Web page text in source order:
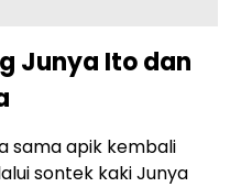
Junya Ito dan
sama apik kembali
sontek kaki Junya